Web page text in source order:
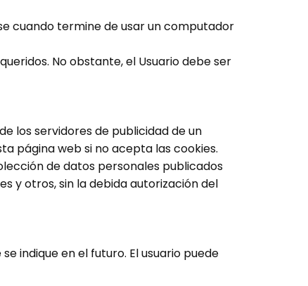
cuando termine de usar un computador
No obstante, el Usuario debe ser
los servidores de publicidad de un
página web si no acepta las cookies.
de datos personales publicados
y otros, sin la debida autorización del
indique en el futuro. El usuario puede